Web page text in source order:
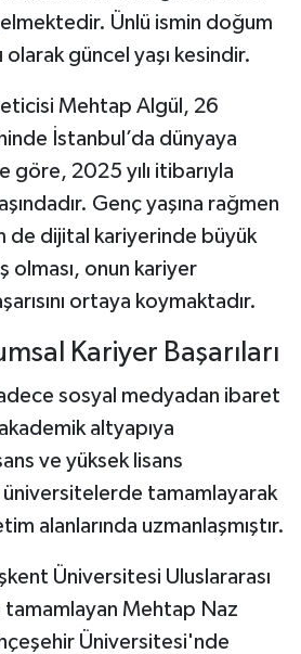
Ünlü ismin doğum
güncel yaşı kesindir.
Mehtap Algül, 26
İstanbul’da dünyaya
göre, 2025 yılı itibarıyla
Genç yaşına rağmen
de dijital kariyerinde büyük
olması, onun kariyer
ortaya koymaktadır.
Kariyer Başarıları
sosyal medyadan ibaret
altyapıya
ve yüksek lisans
tamamlayarak
alanlarında uzmanlaşmıştır.
Üniversitesi Uluslararası
tamamlayan Mehtap Naz
Üniversitesi'nde